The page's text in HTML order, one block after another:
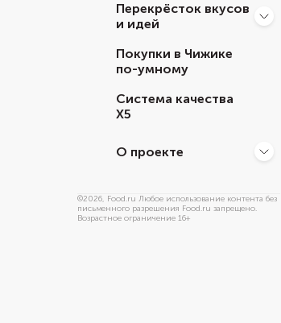
Перекрёсток вкусов
и идей
Покупки в Чижике
по-умному
Система качества
Х5
О проекте
©2026, Food.ru Любое использование контента без
письменного разрешения Food.ru запрещено.
Возрастное ограничение 16+